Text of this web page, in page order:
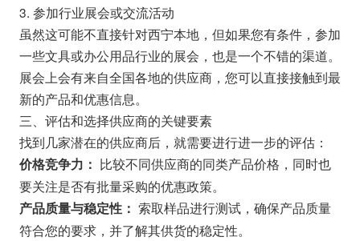
3. 参加行业展会或交流活动
虽然这可能不直接针对西宁本地，但如果您有条件，参加
一些文具或办公用品行业的展会，也是一个不错的渠道。
展会上会有来自全国各地的供应商，您可以直接接触到最
新的产品和优惠信息。
三、评估和选择供应商的关键要素
找到几家潜在的供应商后，就需要进行进一步的评估：
价格竞争力： 比较不同供应商的同类产品价格，同时也
要关注是否有批量采购的优惠政策。
产品质量与稳定性： 索取样品进行测试，确保产品质量
符合您的要求，并了解其供货的稳定性。